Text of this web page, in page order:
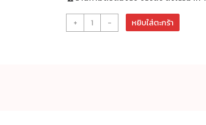
+
จำนวน
กล่อง
- หยิบใส่ตะกร้า